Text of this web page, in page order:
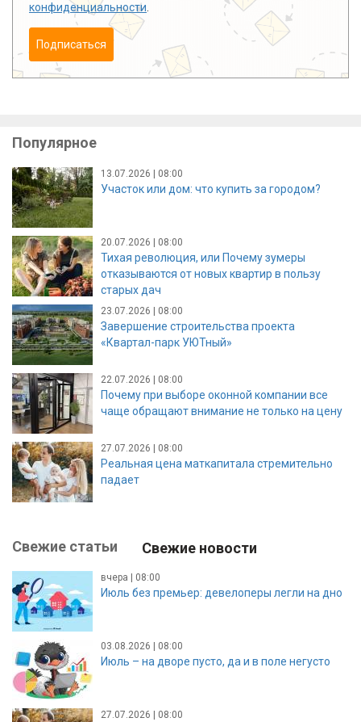
конфиденциальности
Подписаться
Популярное
13.07.2026 | 08:00
Участок или дом: что купить за городом?
20.07.2026 | 08:00
Тихая революция, или Почему зумеры
отказываются от новых квартир в пользу
старых дач
23.07.2026 | 08:00
Завершение строительства проекта
«Квартал-парк УЮТный»
22.07.2026 | 08:00
Почему при выборе оконной компании все
чаще обращают внимание не только на цену
27.07.2026 | 08:00
Реальная цена маткапитала стремительно
падает
Свежие статьи Свежие новости
вчера | 08:00
Июль без премьер: девелоперы легли на дно
03.08.2026 | 08:00
Июль – на дворе пусто, да и в поле негусто
27.07.2026 | 08:00